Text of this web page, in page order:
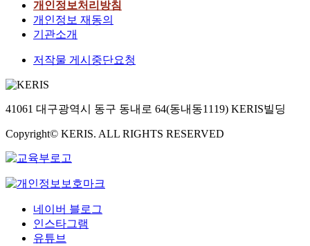
개인정보처리방침
개인정보 재동의
기관소개
저작물 게시중단요청
41061 대구광역시 동구 동내로 64(동내동1119) KERIS빌딩
Copyright© KERIS. ALL RIGHTS RESERVED
네이버 블로그
인스타그램
유튜브